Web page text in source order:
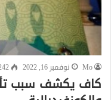
Mo نوفمبر 16, 2022
كاف يكشف سبب